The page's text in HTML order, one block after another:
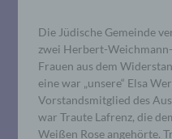
Die Jüdische Gemeinde
zwei Herbert-
Frauen aus dem
eine war „unsere“ Elsa
Vorstandsmitglied des
war Traute Lafrenz, die
Weißen Rose angehörte.